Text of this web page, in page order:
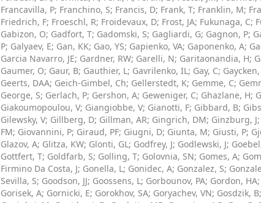
Francavilla, P; Franchino, S; Francis, D; Frank, T; Franklin, M;
Friedrich, F; Froeschl, R; Froidevaux, D; Frost, JA; Fukunaga, C;
Gabizon, O; Gadfort, T; Gadomski, S; Gagliardi, G; Gagnon, P;
P; Galyaev, E; Gan, KK; Gao, YS; Gapienko, VA; Gaponenko, A;
Garcia Navarro, JE; Gardner, RW; Garelli, N; Garitaonandia, H;
Gaumer, O; Gaur, B; Gauthier, L; Gavrilenko, IL; Gay, C; Gaycken,
Geerts, DAA; Geich-Gimbel, Ch; Gellerstedt, K; Gemme, C;
George, S; Gerlach, P; Gershon, A; Geweniger, C; Ghazlane, H;
Giakoumopoulou, V; Giangiobbe, V; Gianotti, F; Gibbard, B;
Gilewsky, V; Gillberg, D; Gillman, AR; Gingrich, DM; Ginzburg, J;
FM; Giovannini, P; Giraud, PF; Giugni, D; Giunta, M; Giusti, P;
Glazov, A; Glitza, KW; Glonti, GL; Godfrey, J; Godlewski, J;
Gottfert, T; Goldfarb, S; Golling, T; Golovnia, SN; Gomes, A;
Firmino Da Costa, J; Gonella, L; Gonidec, A; Gonzalez, S;
Sevilla, S; Goodson, JJ; Goossens, L; Gorbounov, PA; Gordon, HA;
Gorisek, A; Gornicki, E; Gorokhov, SA; Goryachev, VN; Gosdzik, B;